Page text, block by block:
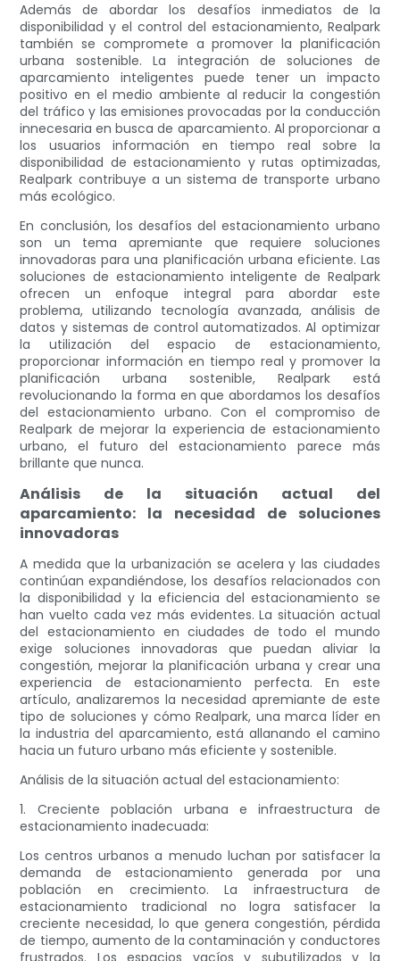
Además de abordar los desafíos inmediatos de la
disponibilidad y el control del estacionamiento, Realpark
también se compromete a promover la planificación
urbana sostenible. La integración de soluciones de
aparcamiento inteligentes puede tener un impacto
positivo en el medio ambiente al reducir la congestión
del tráfico y las emisiones provocadas por la conducción
innecesaria en busca de aparcamiento. Al proporcionar a
los usuarios información en tiempo real sobre la
disponibilidad de estacionamiento y rutas optimizadas,
Realpark contribuye a un sistema de transporte urbano
más ecológico.
En conclusión, los desafíos del estacionamiento urbano
son un tema apremiante que requiere soluciones
innovadoras para una planificación urbana eficiente. Las
soluciones de estacionamiento inteligente de Realpark
ofrecen un enfoque integral para abordar este
problema, utilizando tecnología avanzada, análisis de
datos y sistemas de control automatizados. Al optimizar
la utilización del espacio de estacionamiento,
proporcionar información en tiempo real y promover la
planificación urbana sostenible, Realpark está
revolucionando la forma en que abordamos los desafíos
del estacionamiento urbano. Con el compromiso de
Realpark de mejorar la experiencia de estacionamiento
urbano, el futuro del estacionamiento parece más
brillante que nunca.
Análisis de la situación actual del
aparcamiento: la necesidad de soluciones
innovadoras
A medida que la urbanización se acelera y las ciudades
continúan expandiéndose, los desafíos relacionados con
la disponibilidad y la eficiencia del estacionamiento se
han vuelto cada vez más evidentes. La situación actual
del estacionamiento en ciudades de todo el mundo
exige soluciones innovadoras que puedan aliviar la
congestión, mejorar la planificación urbana y crear una
experiencia de estacionamiento perfecta. En este
artículo, analizaremos la necesidad apremiante de este
tipo de soluciones y cómo Realpark, una marca líder en
la industria del aparcamiento, está allanando el camino
hacia un futuro urbano más eficiente y sostenible.
Análisis de la situación actual del estacionamiento:
1. Creciente población urbana e infraestructura de
estacionamiento inadecuada:
Los centros urbanos a menudo luchan por satisfacer la
demanda de estacionamiento generada por una
población en crecimiento. La infraestructura de
estacionamiento tradicional no logra satisfacer la
creciente necesidad, lo que genera congestión, pérdida
de tiempo, aumento de la contaminación y conductores